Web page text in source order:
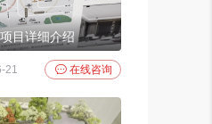
目详细介绍
21  在线咨询